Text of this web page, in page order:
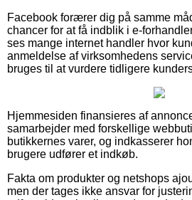
Facebook forærer dig på samme
chancer for at få indblik i e-
ses mange internet handler hvor
anmeldelse af virksomhedens
bruges til at vurdere tidligere
Hjemmesiden finansieres af
samarbejder med forskellige
butikkernes varer, og indkasserer
brugere udfører et indkøb.
Fakta om produkter og netshops
men der tages ikke ansvar for